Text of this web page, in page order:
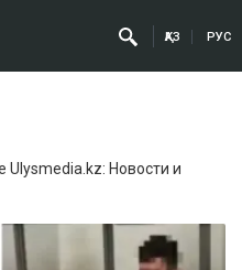
ҚАЗ РУС
Ulysmedia.kz: Новости и